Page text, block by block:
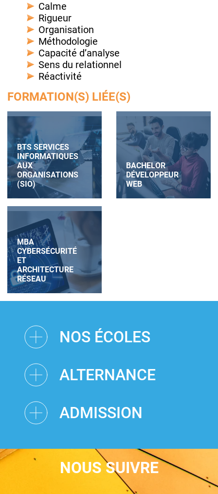
Calme
Rigueur
Organisation
Méthodologie
Capacité d’analyse
Sens du relationnel
Réactivité
FORMATION(S) LIÉE(S)
BTS SERVICES
INFORMATIQUES
AUX
ORGANISATIONS
(SIO)
BACHELOR
DÉVELOPPEUR
WEB
MBA
CYBERSÉCURITÉ
ET
ARCHITECTURE
RÉSEAU
NOS ÉCOLES
ALTERNANCE
ADMISSION
NOUS SUIVRE